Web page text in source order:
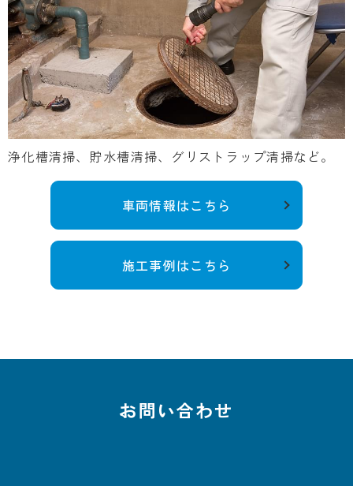
浄化槽清掃、貯水槽清掃、グリストラップ清掃など。
車両情報はこちら
施工事例はこちら
お問い合わせ